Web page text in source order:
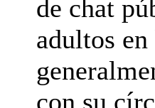
de chat
adultos
con su